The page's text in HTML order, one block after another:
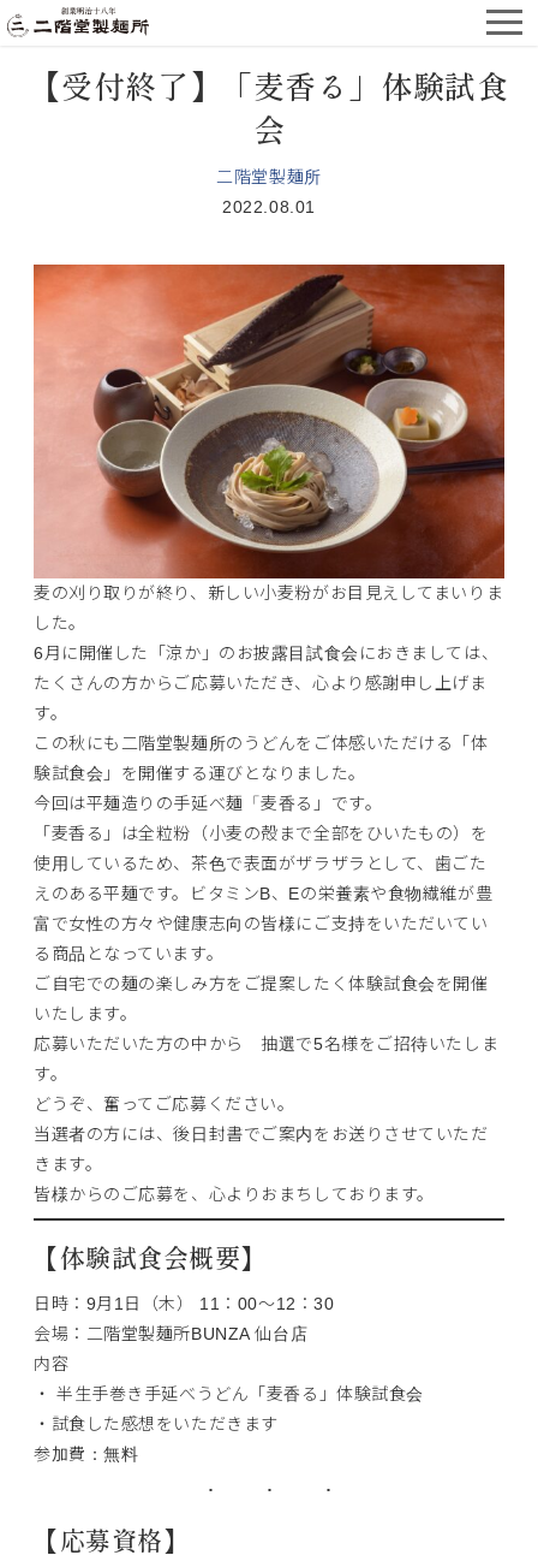
【受付終了】「麦香る」体験試食
会
二階堂製麺所
2022.08.01
麦の刈り取りが終り、新しい小麦粉がお目見えしてまいりま
した。
6月に開催した「涼か」のお披露目試食会におきましては、
たくさんの方からご応募いただき、心より感謝申し上げま
す。
この秋にも二階堂製麺所のうどんをご体感いただける「体
験試食会」を開催する運びとなりました。
今回は平麺造りの手延べ麺「麦香る」です。
「麦香る」は全粒粉（小麦の殻まで全部をひいたもの）を
使用しているため、茶色で表面がザラザラとして、歯ごた
えのある平麺です。ビタミンB、Eの栄養素や食物繊維が豊
富で女性の方々や健康志向の皆様にご支持をいただいてい
る商品となっています。
ご自宅での麺の楽しみ方をご提案したく体験試食会を開催
いたします。
応募いただいた方の中から 抽選で5名様をご招待いたしま
す。
どうぞ、奮ってご応募ください。
当選者の方には、後日封書でご案内をお送りさせていただ
きます。
皆様からのご応募を、心よりおまちしております。
【体験試食会概要】
日時：9月1日（木） 11：00～12：30
会場：二階堂製麺所BUNZA 仙台店
内容
・ 半生手巻き手延べうどん「麦香る」体験試食会
・試食した感想をいただきます
参加費：無料
【応募資格】